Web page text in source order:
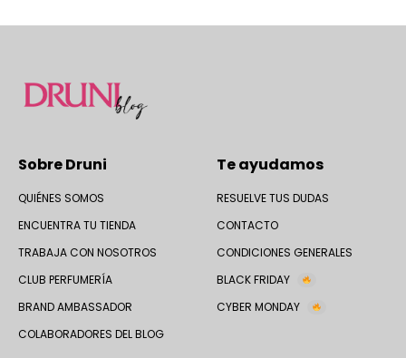
Sobre Druni
QUIÉNES SOMOS
ENCUENTRA TU TIENDA
TRABAJA CON NOSOTROS
CLUB PERFUMERÍA
BRAND AMBASSADOR
COLABORADORES DEL BLOG
Te ayudamos
RESUELVE TUS DUDAS
CONTACTO
CONDICIONES GENERALES
BLACK FRIDAY
CYBER MONDAY